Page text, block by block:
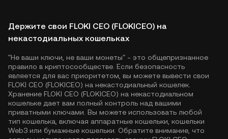
Держите свои FLOKI CEO (FLOKICEO) на
некастодиальных кошельках
"Не ваши ключи, не ваши монеты" - это общепризнанное
правило в криптосообществе. Если безопасность
является для вас приоритетом, вы можете вывести свои
FLOKI CEO (FLOKICEO) на некастодиальный кошелек.
Хранение FLOKI CEO (FLOKICEO) на некастодиальном
кошельке дает вам полный контроль над вашими
приватными ключами. Вы можете использовать любой
тип кошелька, включая аппаратные кошельки, кошельки
Web3 или бумажные кошельки. Обратите внимание, что